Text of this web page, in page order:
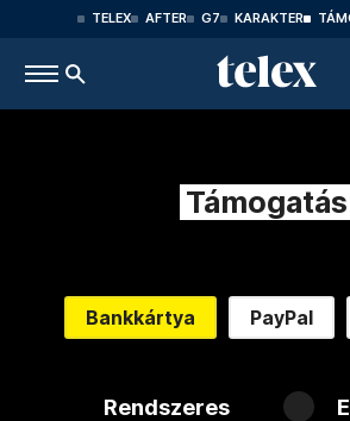
TELEX AFTER G7 KARAKTER
Támogatás
Bankkártya PayPal
Rendszeres